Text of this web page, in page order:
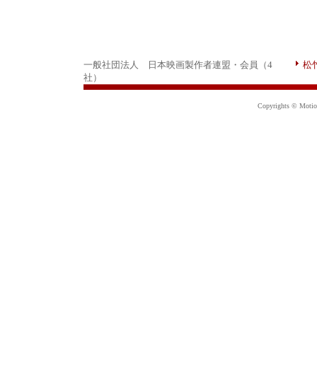
一般社団法人 日本映画製作者連盟・会員（4
社）
松
Copyrights ©